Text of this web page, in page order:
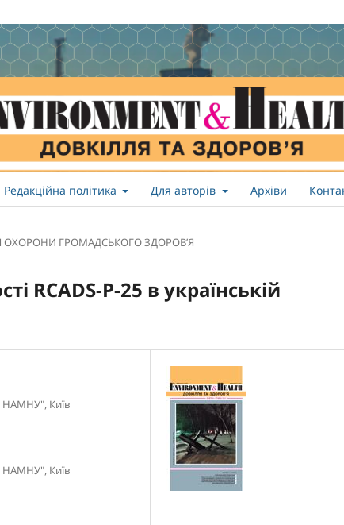
Редакційна політика Для авторів Архіви
ОХОРОНИ ГРОМАДСЬКОГО ЗДОРОВ’Я
RCADS-P-25 в українській
НАМНУ", Київ
НАМНУ", Київ